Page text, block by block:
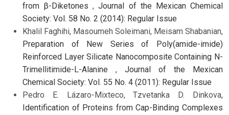
from β-Diketones,Journal of the Mexican Chemical
Society: Vol. 58 No. 2 (2014): Regular Issue
Khalil Faghihi, Masoumeh Soleimani, Meisam Shabanian,
Preparation of New Series of Poly(amide-imide)
Reinforced Layer Silicate Nanocomposite Containing N-
Trimellitimide-L-Alanine , Journal of the Mexican
Chemical Society: Vol. 55 No. 4 (2011): Regular Issue
Pedro E. Lázaro-Mixteco, Tzvetanka D. Dinkova,
Identification of Proteins from Cap-Binding Complexes